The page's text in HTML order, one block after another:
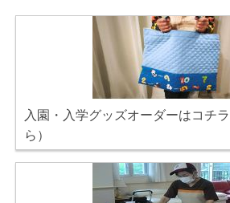
入園・入学グッズオーダーはコチ
ら）